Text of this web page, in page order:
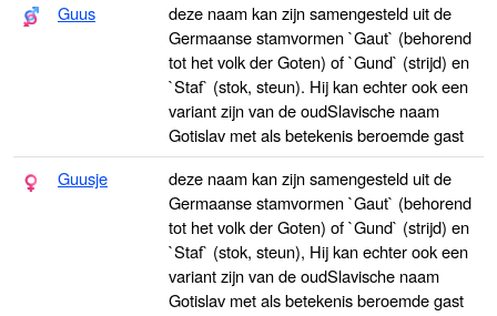
Guus
deze naam kan zijn samengesteld uit de
Germaanse stamvormen `Gaut` (behorend
tot het volk der Goten) of `Gund` (strijd) en
`Staf` (stok, steun). Hij kan echter ook een
variant zijn van de oudSlavische naam
Gotislav met als betekenis beroemde gast
Guusje
deze naam kan zijn samengesteld uit de
Germaanse stamvormen `Gaut` (behorend
tot het volk der Goten) of `Gund` (strijd) en
`Staf` (stok, steun), Hij kan echter ook een
variant zijn van de oudSlavische naam
Gotislav met als betekenis beroemde gast